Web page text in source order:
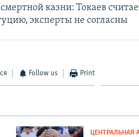
казни: Токаев
эксперты не согласны
Follow us Print
ЦЕНТРАЛЬНАЯ